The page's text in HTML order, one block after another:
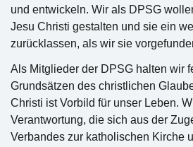
und entwickeln. Wir als DPSG
Jesu Christi gestalten und sie ein
zurücklassen, als wir sie
Als Mitglieder der DPSG halten wir
Grundsätzen des christlichen
Christi ist Vorbild für unser Leben.
Verantwortung, die sich aus der
Verbandes zur katholischen Kirche